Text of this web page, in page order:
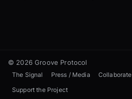
© 2026 Groove Protocol
The Signal Press / Media Collaborate
Support the Project